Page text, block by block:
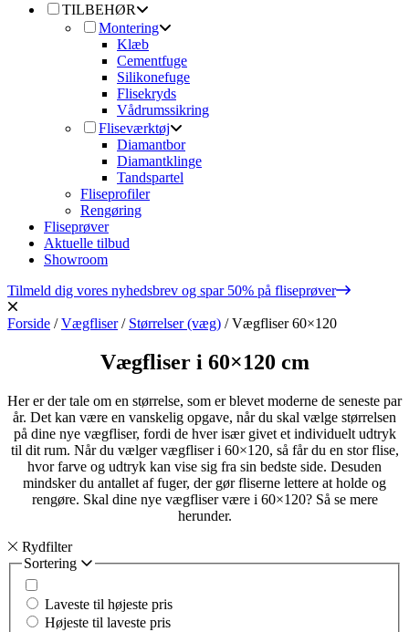
TILBEHØR
Montering
Klæb
Cementfuge
Silikonefuge
Flisekryds
Vådrumssikring
Fliseværktøj
Diamantbor
Diamantklinge
Tandspartel
Fliseprofiler
Rengøring
Fliseprøver
Aktuelle tilbud
Showroom
Tilmeld dig vores nyhedsbrev og spar 50% på fliseprøver
Forside /Vægfliser/ Størrelser (væg) /Vægfliser 60×120
Vægfliser i 60×120 cm
Her er der tale om en størrelse, som er blevet moderne de seneste par
år. Det kan være en vanskelig opgave, når du skal vælge størrelsen
på dine nye vægfliser, fordi de hver især givet et individuelt udtryk
til dit rum. Når du vælger vægfliser i 60×120, så får du en stor flise,
hvor farve og udtryk kan vise sig fra sin bedste side. Desuden
mindsker du antallet af fuger, der gør fliserne lettere at holde og
rengøre. Skal dine nye vægfliser være i 60×120? Så se mere
herunder.
Rydfilter
Sortering
Laveste til højeste pris
Højeste til laveste pris